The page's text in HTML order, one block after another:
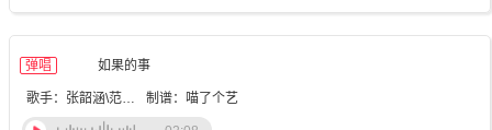
弹唱 如果的事
歌手：张韶涵\范玮琪 制谱：喵了个艺